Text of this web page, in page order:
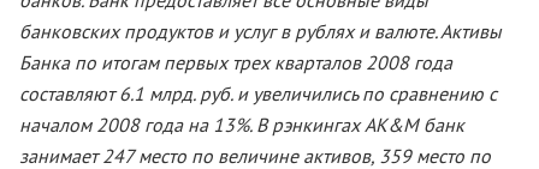
банковских продуктов и услуг в рублях и валюте. Активы
Банка по итогам первых трех кварталов 2008 года
составляют 6.1 млрд. руб. и увеличились по сравнению с
началом 2008 года на 13%. В рэнкингах AK&M банк
занимает 247 место по величине активов, 359 место по